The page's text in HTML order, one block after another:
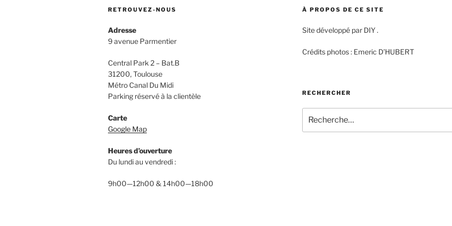
RETROUVEZ-NOUS
Adresse
9 avenue Parmentier
Central Park 2 – Bat.B
31200, Toulouse
Métro Canal Du Midi
Parking réservé à la clientèle
Carte
Google Map
Heures d’ouverture
Du lundi au vendredi :
9h00—12h00 & 14h00—18h00
À PROPOS DE CE SITE
Site développé par DIY .
Crédits photos : Emeric D’HUBERT
RECHERCHER
pour
: